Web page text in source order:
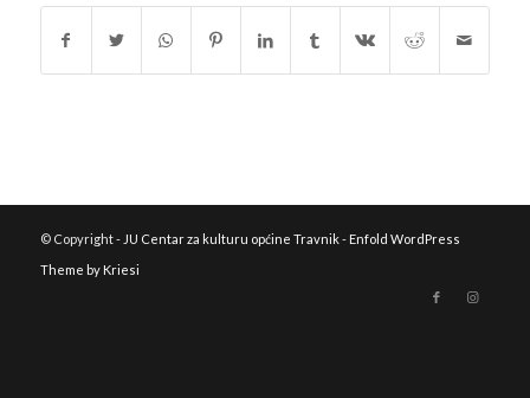
© Copyright - JU Centar za kulturu općine Travnik- Enfold WordPress
Theme by Kriesi